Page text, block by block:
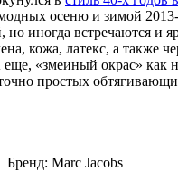
осеню и зимой
иногда встречаются и
кожа, латекс, а также
«змеиный окрас» как
простых
Бренд: Marc Jacobs